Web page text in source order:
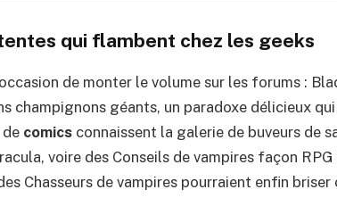
qui flambent chez les geeks
de monter le volume sur les forums :
champignons géants, un paradoxe délicieux
comics connaissent la galerie de buveurs de
voire des Conseils de vampires façon
Chasseurs de vampires pourraient enfin briser